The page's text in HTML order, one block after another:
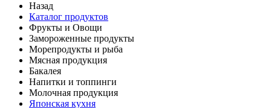
Назад
Каталог продуктов
Фрукты и Овощи
Замороженные продукты
Морепродукты и рыба
Мясная продукция
Бакалея
Напитки и топпинги
Молочная продукция
Японская кухня